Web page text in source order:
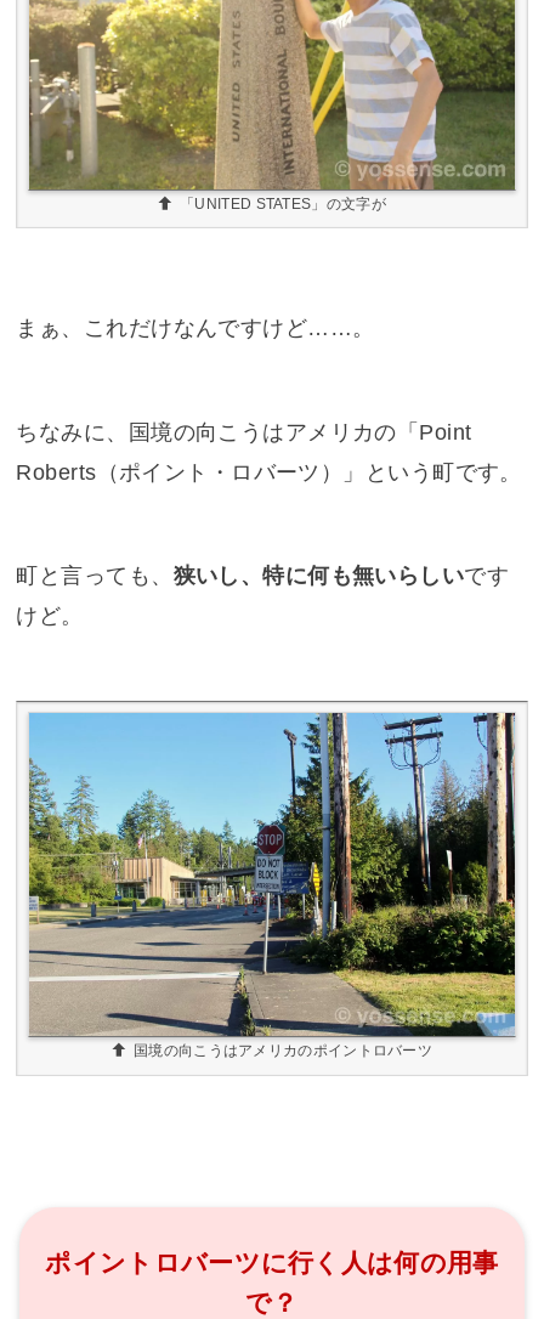
「UNITED STATES」の文字が
まぁ、これだけなんですけど……。
ちなみに、国境の向こうはアメリカの「Point
Roberts（ポイント・ロバーツ）」という町です。
町と言っても、 狭いし、特に何も無いらしいです
けど。
国境の向こうはアメリカのポイントロバーツ
ポイントロバーツに行く人は何の用事
で？